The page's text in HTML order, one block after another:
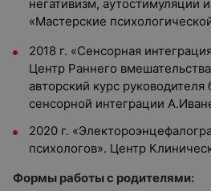
негативизм, аутостимуляции
«Мастерские
2018 г. «Сенсорная
Центр Раннего
авторский курс
сенсорной интеграции
2020 г.
психологов». Центр
Формы работы с родителями: